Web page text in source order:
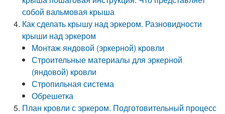
собой вальмовая крыша
Как сделать крышу над эркером. Разновидности
крыши над эркером
Монтаж яндовой (эркерной) кровли
Строительные материалы для эркерной
(яндовой) кровли
Стропильная система
Обрешетка
План кровли с эркером. Подготовительный процесс